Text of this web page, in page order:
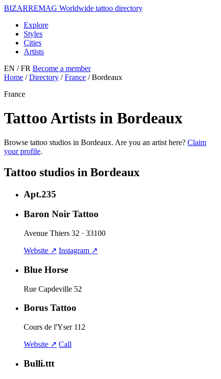
BIZARREMAG Worldwide tattoo directory
Explore
Styles
Cities
Artists
EN / FR Become a member
Home / Directory / France / Bordeaux
France
Tattoo Artists in Bordeaux
Browse tattoo studios in Bordeaux. Are you an artist here? Claim
your profile.
Tattoo studios in Bordeaux
Apt.235
Baron Noir Tattoo
Avenue Thiers 32 · 33100
Website ↗ Instagram ↗
Blue Horse
Rue Capdeville 52
Borus Tattoo
Cours de l'Yser 112
Website ↗ Call
Bulli.ttt